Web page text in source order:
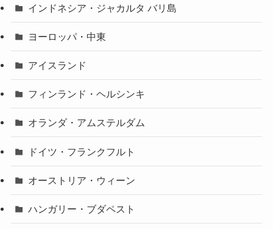
インドネシア・ジャカルタ バリ島
ヨーロッパ・中東
アイスランド
フィンランド・ヘルシンキ
オランダ・アムステルダム
ドイツ・フランクフルト
オーストリア・ウィーン
ハンガリー・ブダペスト